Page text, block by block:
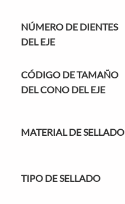
NÚMERO DE DIENTES
DEL EJE
CÓDIGO DE TAMAÑO
DEL CONO DEL EJE
MATERIAL DE SELLADO
TIPO DE SELLADO